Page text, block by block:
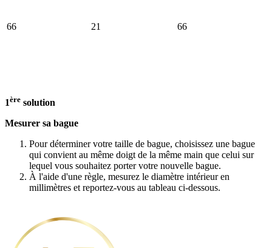
66 21 66
1ère solution
Mesurer sa bague
Pour déterminer votre taille de bague, choisissez une bague
qui convient au même doigt de la même main que celui sur
lequel vous souhaitez porter votre nouvelle bague.
À l'aide d'une règle, mesurez le diamètre intérieur en
millimètres et reportez-vous au tableau ci-dessous.